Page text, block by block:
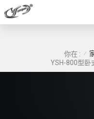
你在 : /
YSH-800型卧